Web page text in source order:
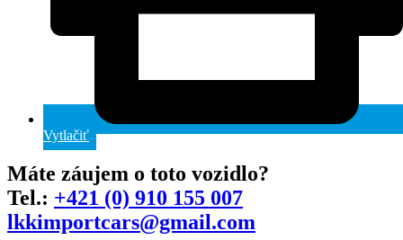
Vytlačiť
Máte záujem o toto vozidlo?
Tel.: +421 (0) 910 155 007
lkkimportcars@gmail.com